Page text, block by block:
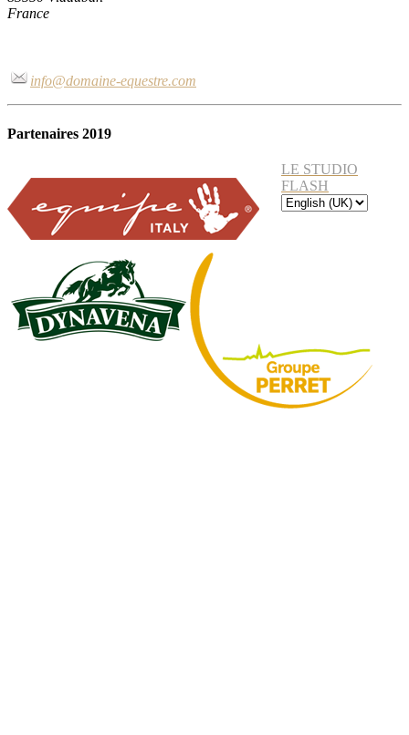
France
info@domaine-equestre.com
Partenaires 2019
LE STUDIO
FLASH